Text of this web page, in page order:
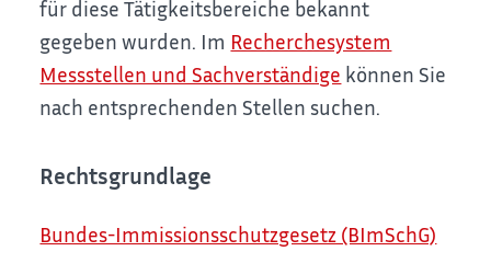
für diese Tätigkeitsbereiche bekannt
gegeben wurden. Im Recherchesystem
Messstellen und Sachverständige können Sie
nach entsprechenden Stellen suchen.
Rechtsgrundlage
Bundes-Immissionsschutzgesetz (BImSchG)